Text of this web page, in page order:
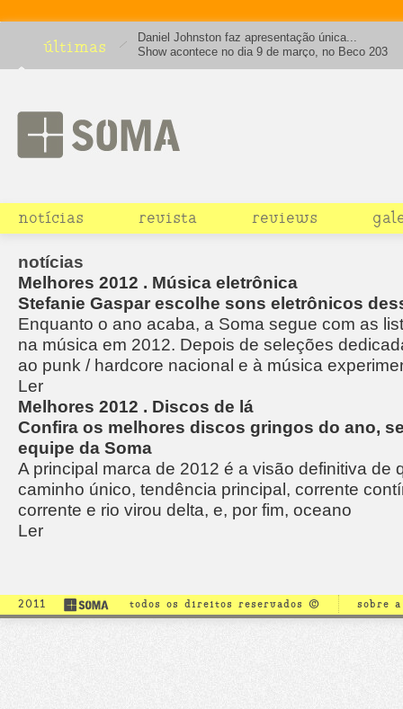
últimas
Daniel Johnston faz apresentação única...
Show acontece no dia 9 de março, no Beco 203
notícias revista reviews
notícias
Melhores 2012 . Música eletrônica
Stefanie Gaspar escolhe sons eletrônicos
Enquanto o ano acaba, a Soma segue com as
na música em 2012. Depois de seleções
ao punk / hardcore nacional e à música
Ler
Melhores 2012 . Discos de lá
Confira os melhores discos gringos do ano,
equipe da Soma
A principal marca de 2012 é a visão definitiva de
caminho único, tendência principal, corrente
corrente e rio virou delta, e, por fim, oceano
Ler
2011 todos os direitos reservados © sobre